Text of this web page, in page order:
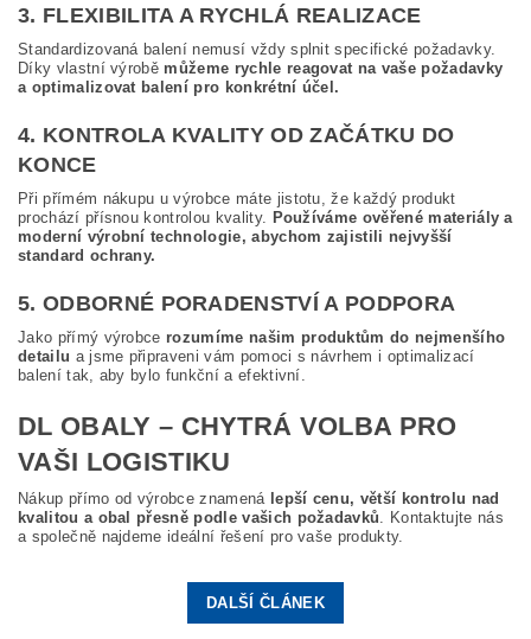
3. FLEXIBILITA A RYCHLÁ REALIZACE
Standardizovaná balení nemusí vždy splnit specifické požadavky.
Díky vlastní výrobě můžeme rychle reagovat na vaše požadavky
a optimalizovat balení pro konkrétní účel.
4. KONTROLA KVALITY OD ZAČÁTKU DO
KONCE
Při přímém nákupu u výrobce máte jistotu, že každý produkt
prochází přísnou kontrolou kvality. Používáme ověřené materiály a
moderní výrobní technologie, abychom zajistili nejvyšší
standard ochrany.
5. ODBORNÉ PORADENSTVÍ A PODPORA
Jako přímý výrobce rozumíme našim produktům do nejmenšího
detailu a jsme připraveni vám pomoci s návrhem i optimalizací
balení tak, aby bylo funkční a efektivní.
DL OBALY – CHYTRÁ VOLBA PRO
VAŠI LOGISTIKU
Nákup přímo od výrobce znamená lepší cenu, větší kontrolu nad
kvalitou a obal přesně podle vašich požadavků. Kontaktujte nás
a společně najdeme ideální řešení pro vaše produkty.
DALŠÍ ČLÁNEK